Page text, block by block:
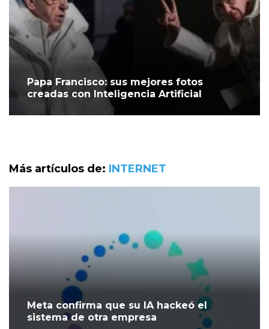
Papa Francisco: sus mejores fotos
creadas con Inteligencia Artificial
Más artículos de: INTERNET
Meta confirma que su IA hackeó el
sistema de otra empresa